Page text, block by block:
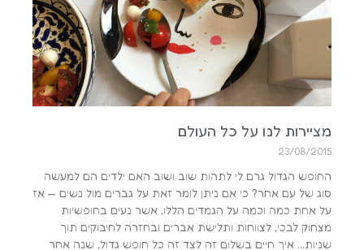
מציירות לנו על כל העולם
23/08/2015
החופש הגדול גרם לי לתהות שוב ושוב האם ילדים הם למעשה
סוג של עם אחר? כי אם ניתן לומר זאת על גברים מול נשים — אז
על אחת כמה וכמה על הגמדים הללו, אשר נעים בחופשיות
מצחוק לבכי, לצווחות ותלישת אברים ובחזרה לחיבוקים תוך
שניות… איך חיים בשלום זה לצד זה כל חופש גדול, שנה אחר